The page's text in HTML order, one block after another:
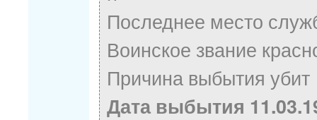
Последнее место
Воинское звание
Причина выбытия убит
Дата выбытия